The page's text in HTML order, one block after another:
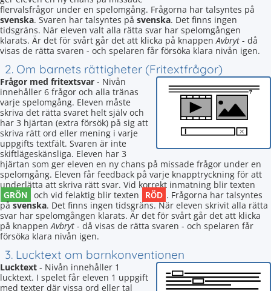
flervalsfrågor under en spelomgång. Frågorna har talsyntes på
svenska. Svaren har talsyntes på svenska. Det finns ingen
tidsgräns. När eleven valt alla rätta svar har spelomgången
klarats. Är det för svårt går det att klicka på knappenAvbryt - då
visas de rätta svaren - och spelaren får försöka klara nivån igen.
2. Om barnets rättigheter (Fritextfrågor)
Frågor med fritextsvar - Nivån
innehåller 6 frågor och alla tränas
varje spelomgång. Eleven måste
skriva det rätta svaret helt själv och
har 3 hjärtan (extra försök) på sig att
skriva rätt ord eller mening i varje
uppgifts textfält. Svaren är inte
skiftlägeskänsliga. Eleven har 3
hjärtan som ger eleven en ny chans på missade frågor under en
spelomgång. Eleven får feedback på varje knapptryckning för att
underlätta att skriva rätt svar. Vid korrekt inmatning blir texten
GRÖN och vid felaktig blir texten RÖD . Frågorna har talsyntes
påsvenska. Det finns ingen tidsgräns. När eleven skrivit alla rätta
svar har spelomgången klarats. Är det för svårt går det att klicka
på knappenAvbryt - då visas de rätta svaren - och spelaren får
försöka klara nivån igen.
3. Lucktext om barnkonventionen
Lucktext - Nivån innehåller 1
lucktext. I spelet får eleven 1 uppgift
med texter där vissa ord eller tal